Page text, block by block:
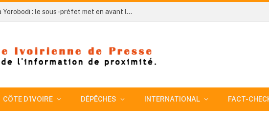
Côte d’Ivoire-AIP/ An 66 à Yorobodi : le sous-préfet met en avant les réalisations de l’État dans les secteurs sociaux
CÔTE D’IVOIRE DÉPÊCHES INTERNATIONAL FACT-